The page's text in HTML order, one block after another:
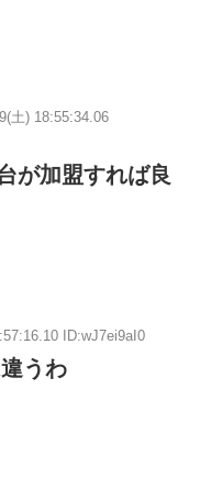
土) 18:55:34.06
が加盟すれば良
ID:wJ7ei9aI0
うわ